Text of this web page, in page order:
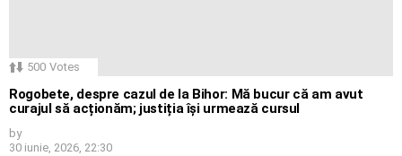
500 Votes
Rogobete, despre cazul de la Bihor: Mă bucur că am avut
curajul să acționăm; justiția își urmează cursul
by
30 iunie, 2026, 22:30